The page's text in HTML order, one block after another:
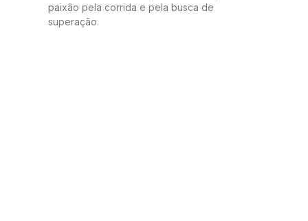
paixão pela corrida e pela busca de
superação.